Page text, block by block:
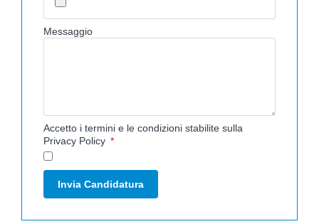
Messaggio
Accetto i termini e le condizioni stabilite sulla
Privacy Policy
Invia Candidatura